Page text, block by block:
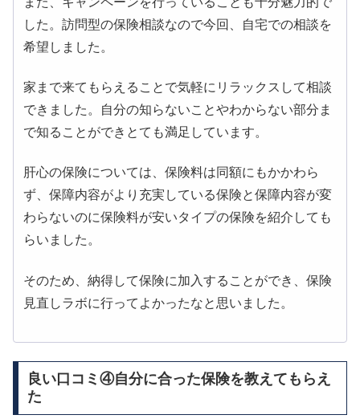
した。訪問型の保険相談なので今回、自宅での相談を
希望しました。
家まで来てもらえることで気軽にリラックスして相談
できました。自分の知らないことやわからない部分ま
で知ることができとても満足しています。
肝心の保険については、保険料は同額にもかかわら
ず、保障内容がより充実している保険と保障内容が変
わらないのに保険料が安いタイプの保険を紹介しても
らいました。
そのため、納得して保険に加入することができ、保険
見直しラボに行ってよかったなと思いました。
良い口コミ④自分に合った保険を教えてもらえ
た